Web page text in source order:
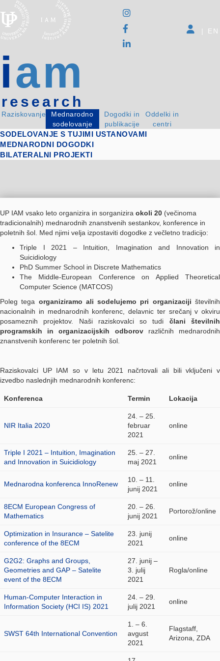
iam
research
Raziskovanje
Mednarodno
sodelovanje
Dogodki in
publikacije
Oddelki in
centri
| EN
SODELOVANJE S TUJIMI USTANOVAMI
MEDNARODNI DOGODKI
BILATERALNI PROJEKTI
UP IAM vsako leto organizira in sorganizira okoli 20 (večinoma
tradicionalnih) mednarodnih znanstvenih sestankov, konference in
poletnih šol. Med njimi velja izpostaviti dogodke z večletno tradicijo:
Triple I 2021 – Intuition, Imagination and Innovation in
Suicidiology
PhD Summer School in Discrete Mathematics
The Middle-European Conference on Applied Theoretical
Computer Science (MATCOS)
Poleg tega organiziramo ali sodelujemo pri organizacijištevilnih
nacionalnih in mednarodnih konferenc, delavnic ter srečanj v okviru
posameznih projektov. Naši raziskovalci so tudi člani številnih
programskih in organizacijskih odborov različnih mednarodnih
znanstvenih konferenc ter poletnih šol.
Raziskovalci UP IAM so v letu 2021 načrtovali ali bili vključeni v
izvedbo naslednjih mednarodnih konferenc:
Konferenca Termin Lokacija
NIR Italia 2020
24. – 25.
februar
2021
online
Triple I 2021 – Intuition, Imagination
and Innovation in Suicidiology
25. – 27.
maj 2021
online
Mednarodna konferenca InnoRenew
10. – 11.
junij 2021
online
8ECM European Congress of
Mathematics
20. – 26.
junij 2021
Portorož/online
Optimization in Insurance – Satelite
conference of the 8ECM
23. junij
2021
online
G2G2: Graphs and Groups,
Geometries and GAP – Satelite
event of the 8ECM
27. junij –
3. julij
2021
Rogla/online
Human-Computer Interaction in
Information Society (HCI IS) 2021
24. – 29.
julij 2021
online
SWST 64th International Convention
1. – 6.
avgust
2021
Flagstaff,
Arizona, ZDA